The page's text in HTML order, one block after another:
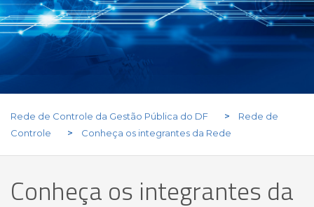
Rede de Controle da Gestão Pública do DF >
Rede de
Controle
> Conheça os integrantes da Rede
Conheça os integrantes da